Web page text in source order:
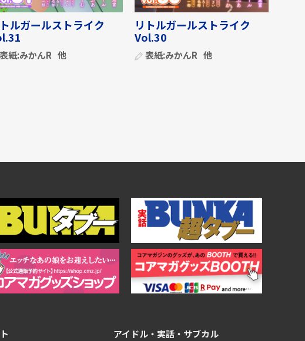
ルガールストライク
表紙:みかんR 他
リトルガールストライク
Vol.30
表紙:みかんR 他
アイドル・実話・サブカル